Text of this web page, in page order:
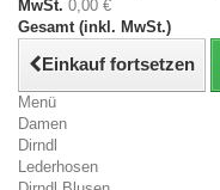
MwSt. 0,00 €
Gesamt (inkl. MwSt.)
Einkauf fortsetzen
Menü
Damen
Dirndl
Lederhosen